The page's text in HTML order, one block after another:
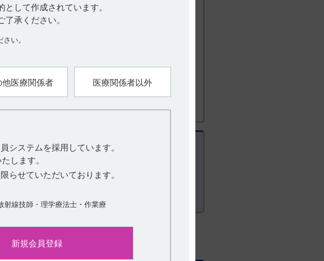
して作成されています。
承ください。
い。
他医療関係者 医療関係者以外
システムを採用しています。
します。
らせていただいております。
線技師・理学療法士・作業療
新規会員登録
へ
ナの製品ページにリンクします）